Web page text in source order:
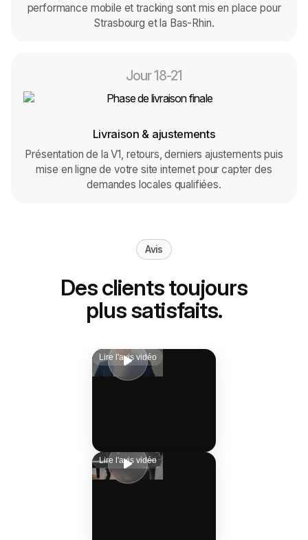
performance mobile et tracking sont mis en place pour
Strasbourg et la Bas-Rhin.
Jour 18-21
Livraison & ajustements
Présentation de la V1, retours, derniers ajustements puis
mise en ligne de votre site internet pour capter des
demandes locales qualifiées.
Avis
Des clients toujours
plus satisfaits.
Lire l'avis vidéo
Lire l'avis vidéo